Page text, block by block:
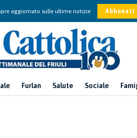
aggiornato sulle ultime notizie Abbonati
Furlan Salute Sociale